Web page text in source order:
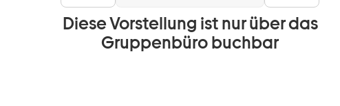
Diese Vorstellung ist nur über das
Gruppenbüro buchbar